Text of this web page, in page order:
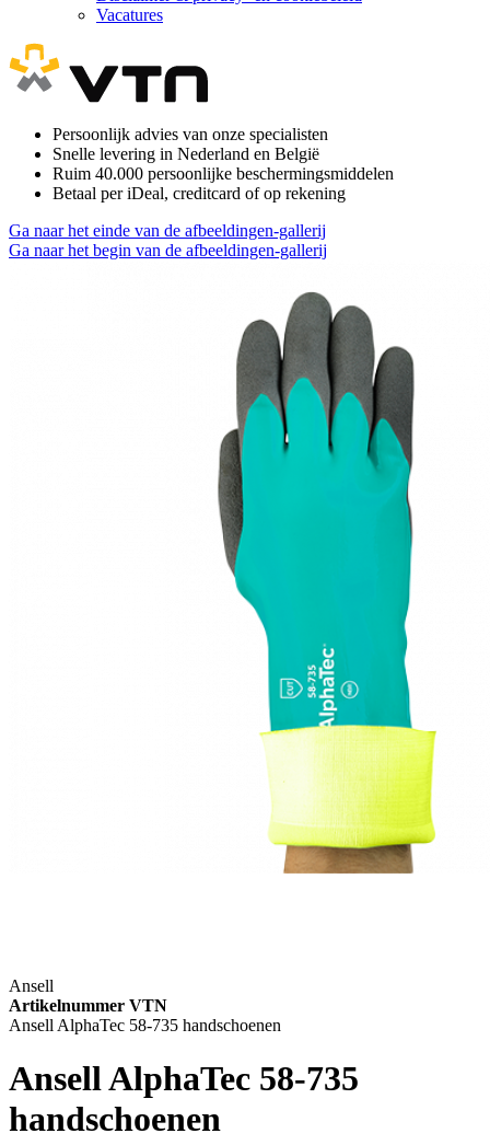
Vacatures
Persoonlijk advies van onze specialisten
Snelle levering in Nederland en België
Ruim 40.000 persoonlijke beschermingsmiddelen
Betaal per iDeal, creditcard of op rekening
Ga naar het einde van de afbeeldingen-gallerij
Ga naar het begin van de afbeeldingen-gallerij
Ansell
Artikelnummer VTN
Ansell AlphaTec 58-735 handschoenen
Ansell AlphaTec 58-735
handschoenen